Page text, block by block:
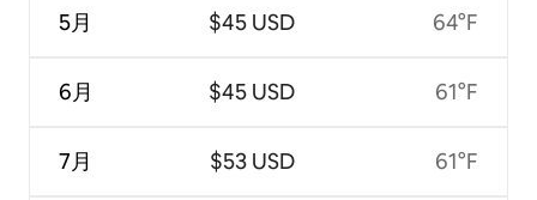
5月
6月
7月
$45 USD
$45 USD
$53 USD
64°F
61°F
61°F